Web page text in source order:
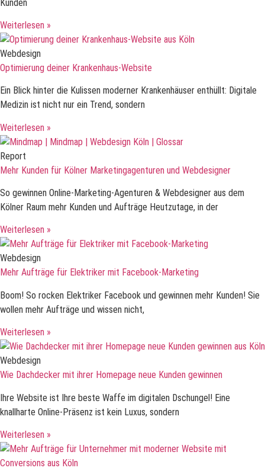
Kunden
Weiterlesen »
Webdesign
Optimierung deiner Krankenhaus-Website
Ein Blick hinter die Kulissen moderner Krankenhäuser enthüllt: Digitale
Medizin ist nicht nur ein Trend, sondern
Weiterlesen »
Report
Mehr Kunden für Kölner Marketingagenturen und Webdesigner
So gewinnen Online-Marketing-Agenturen & Webdesigner aus dem
Kölner Raum mehr Kunden und Aufträge Heutzutage, in der
Weiterlesen »
Webdesign
Mehr Aufträge für Elektriker mit Facebook-Marketing
Boom! So rocken Elektriker Facebook und gewinnen mehr Kunden! Sie
wollen mehr Aufträge und wissen nicht,
Weiterlesen »
Webdesign
Wie Dachdecker mit ihrer Homepage neue Kunden gewinnen
Ihre Website ist Ihre beste Waffe im digitalen Dschungel! Eine
knallharte Online-Präsenz ist kein Luxus, sondern
Weiterlesen »